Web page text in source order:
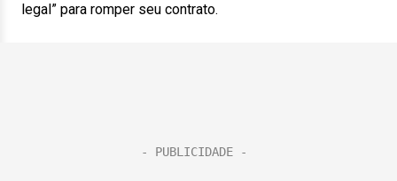
legal” para romper seu contrato.